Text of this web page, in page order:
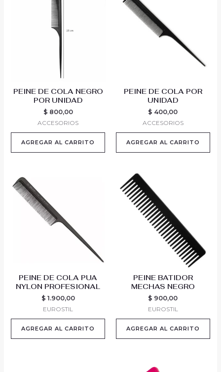
PEINE DE COLA NEGRO
POR UNIDAD
$ 800,00
ACCESORIOS
AGREGAR AL CARRITO
PEINE DE COLA POR
UNIDAD
$ 400,00
ACCESORIOS
AGREGAR AL CARRITO
PEINE DE COLA PUA
NYLON PROFESIONAL
$ 1.900,00
EUROSTIL
AGREGAR AL CARRITO
PEINE BATIDOR
MECHAS NEGRO
$ 900,00
EUROSTIL
AGREGAR AL CARRITO